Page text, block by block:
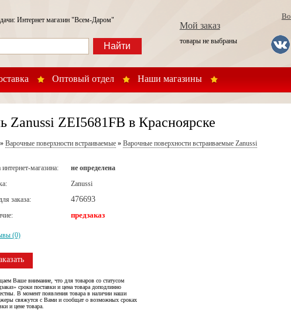
Оптовый отдел Наши магазины
Интернет магазин "Всем-Даром"
Найти
Мой заказ
товары не выбраны
Zanussi ZEI5681FB в Красноярске
»Варочные поверхности встраиваемые »Варочные поверхности встраиваемые Zanussi
магазина:
не определена
Zanussi
заказа:
476693
предзаказ
(0)
Ваше внимание, что для товаров со статусом
сроки поставки и цена товара доподлинно
В момент появления товара в наличии наши
свяжутся с Вами и сообщат о возможных сроках
и цене товара.